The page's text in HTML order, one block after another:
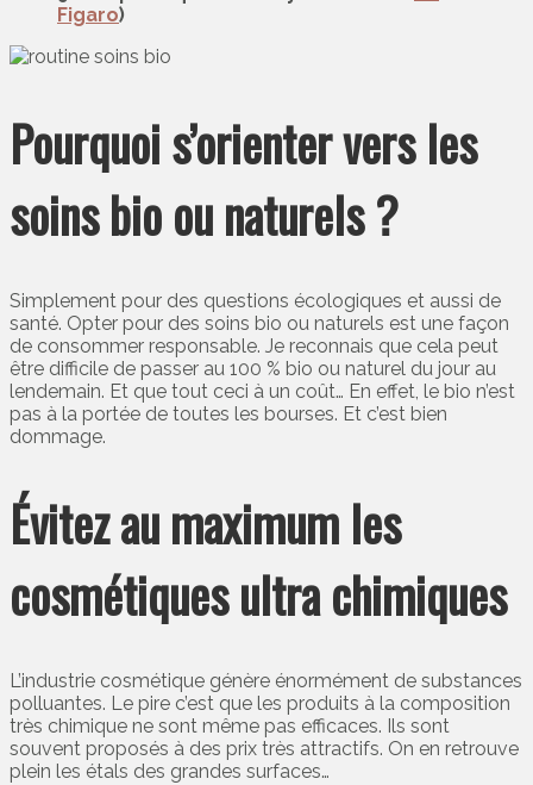
Figaro)
Pourquoi s’orienter vers les
soins bio ou naturels ?
Simplement pour des questions écologiques et aussi de
santé. Opter pour des soins bio ou naturels est une façon
de consommer responsable. Je reconnais que cela peut
être difficile de passer au 100 % bio ou naturel du jour au
lendemain. Et que tout ceci à un coût… En effet, le bio n’est
pas à la portée de toutes les bourses. Et c’est bien
dommage.
Évitez au maximum les
cosmétiques ultra chimiques
L’industrie cosmétique génère énormément de substances
polluantes. Le pire c’est que les produits à la composition
très chimique ne sont même pas efficaces. Ils sont
souvent proposés à des prix très attractifs. On en retrouve
plein les étals des grandes surfaces…